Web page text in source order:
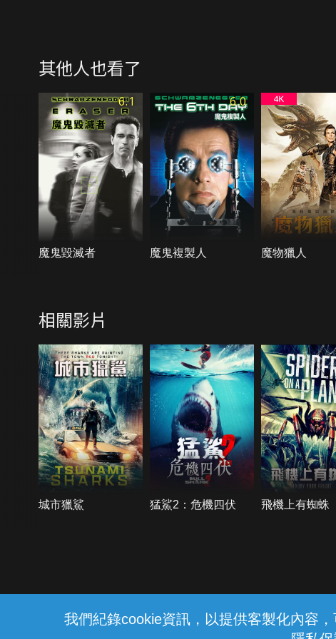
我們紀錄cookie資訊，以提供客製化內容
其他人也看了
6.1
魔鬼毀滅者
6.0
魔鬼複製人 魔物獵人
相關影片
城市獵鯊 猛鯊2：危機四伏 飛機上有蜘蛛